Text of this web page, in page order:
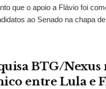
que o apoio a Flávio foi
ao Senado na chapa
BTG/
entre Lula e